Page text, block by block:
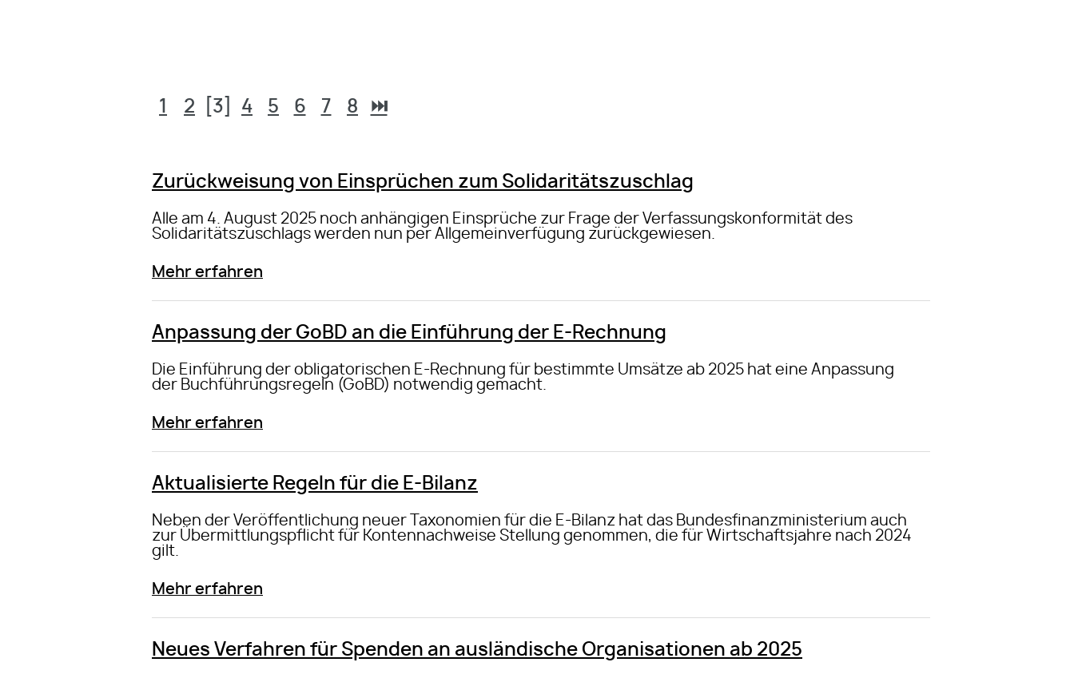
1 2 [3] 4 5 6 7 8 ⏭
Zurückweisung von Einsprüchen zum Solidaritätszuschlag
Alle am 4. August 2025 noch anhängigen Einsprüche zur Frage der Verfassungskonformität des
Solidaritätszuschlags werden nun per Allgemeinverfügung zurückgewiesen.
Mehr erfahren
Anpassung der GoBD an die Einführung der E-Rechnung
Die Einführung der obligatorischen E-Rechnung für bestimmte Umsätze ab 2025 hat eine Anpassung
der Buchführungsregeln (GoBD) notwendig gemacht.
Mehr erfahren
Aktualisierte Regeln für die E-Bilanz
Neben der Veröffentlichung neuer Taxonomien für die E-Bilanz hat das Bundesfinanzministerium auch
zur Übermittlungspflicht für Kontennachweise Stellung genommen, die für Wirtschaftsjahre nach 2024
gilt.
Mehr erfahren
Neues Verfahren für Spenden an ausländische Organisationen ab 2025